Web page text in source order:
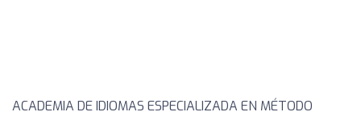
ACADEMIA DE IDIOMAS ESPECIALIZADA EN MÉTODO